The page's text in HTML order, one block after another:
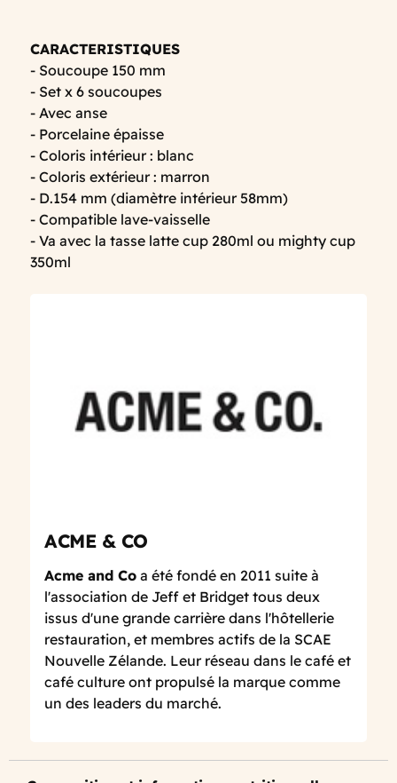
CARACTERISTIQUES
- Soucoupe 150 mm
- Set x 6 soucoupes
- Avec anse
- Porcelaine épaisse
- Coloris intérieur : blanc
- Coloris extérieur : marron
- D.154 mm (diamètre intérieur 58mm)
- Compatible lave-vaisselle
- Va avec la tasse latte cup 280ml ou mighty cup
350ml
ACME & CO
Acme and Co a été fondé en 2011 suite à
l'association de Jeff et Bridget tous deux
issus d'une grande carrière dans l'hôtellerie
restauration, et membres actifs de la SCAE
Nouvelle Zélande. Leur réseau dans le café et
café culture ont propulsé la marque comme
un des leaders du marché.